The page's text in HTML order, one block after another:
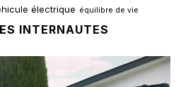
électrique équilibre de vie
INTERNAUTES